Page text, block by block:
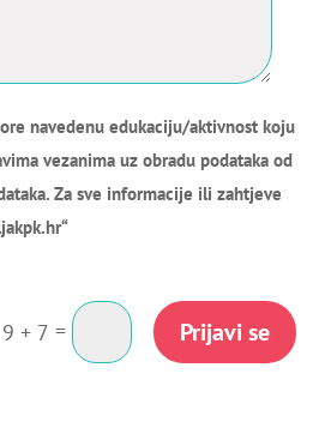
navedenu edukaciju/aktivnost koju
vezanima uz obradu podataka od
Za sve informacije ili zahtjeve
9 + 7 = Prijavi se